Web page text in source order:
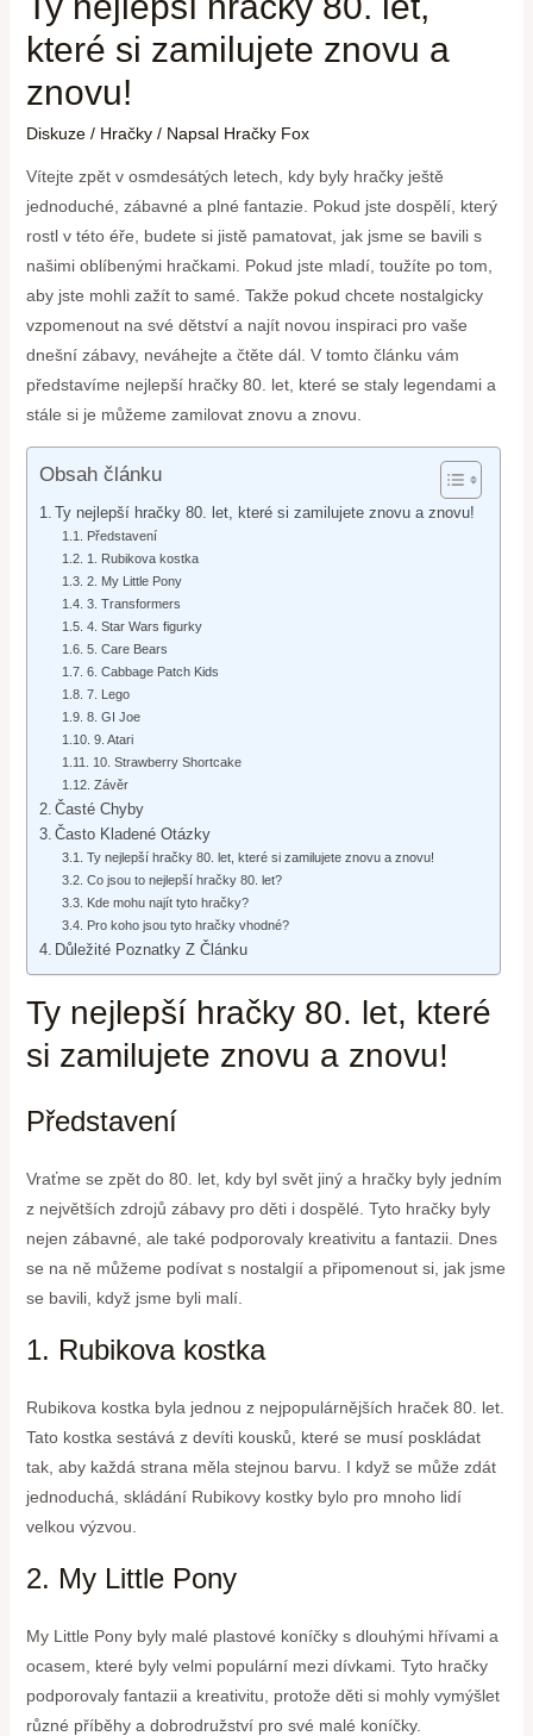
které si zamilujete znovu a
znovu!
Diskuze / Hračky/ Napsal Hračky Fox
Vítejte zpět v osmdesátých letech, kdy byly hračky ještě
jednoduché, zábavné a plné fantazie. Pokud jste dospělí, který
rostl v této éře, budete si jistě pamatovat, jak jsme se bavili s
našimi oblíbenými hračkami. Pokud jste mladí, toužíte po tom,
aby jste mohli zažít to samé. Takže pokud chcete nostalgicky
vzpomenout na své dětství a najít novou inspiraci pro vaše
dnešní zábavy, neváhejte a čtěte dál. V tomto článku vám
představíme nejlepší hračky 80. let, které se staly legendami a
stále si je můžeme zamilovat znovu a znovu.
Obsah článku
Ty nejlepší hračky 80. let, které si zamilujete znovu a znovu!
Představení
1. Rubikova kostka
2. My Little Pony
3. Transformers
4. Star Wars figurky
5. Care Bears
6. Cabbage Patch Kids
7. Lego
8. GI Joe
9. Atari
10. Strawberry Shortcake
Závěr
Časté Chyby
Často Kladené Otázky
Ty nejlepší hračky 80. let, které si zamilujete znovu a znovu!
Co jsou to nejlepší hračky 80. let?
Kde mohu najít tyto hračky?
Pro koho jsou tyto hračky vhodné?
Důležité Poznatky Z Článku
Ty nejlepší hračky 80. let, které
si zamilujete znovu a znovu!
Představení
Vraťme se zpět do 80. let, kdy byl svět jiný a hračky byly jedním
z největších zdrojů zábavy pro děti i dospělé. Tyto hračky byly
nejen zábavné, ale také podporovaly kreativitu a fantazii. Dnes
se na ně můžeme podívat s nostalgií a připomenout si, jak jsme
se bavili, když jsme byli malí.
1. Rubikova kostka
Rubikova kostka byla jednou z nejpopulárnějších hraček 80. let.
Tato kostka sestává z devíti kousků, které se musí poskládat
tak, aby každá strana měla stejnou barvu. I když se může zdát
jednoduchá, skládání Rubikovy kostky bylo pro mnoho lidí
velkou výzvou.
2. My Little Pony
My Little Pony byly malé plastové koníčky s dlouhými hřívami a
ocasem, které byly velmi populární mezi dívkami. Tyto hračky
podporovaly fantazii a kreativitu, protože děti si mohly vymýšlet
různé příběhy a dobrodružství pro své malé koníčky.